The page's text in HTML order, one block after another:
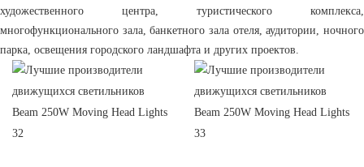
художественного центра, туристического комплекса,
многофункционального зала, банкетного зала отеля, аудитории, ночного
парка, освещения городского ландшафта и других проектов.